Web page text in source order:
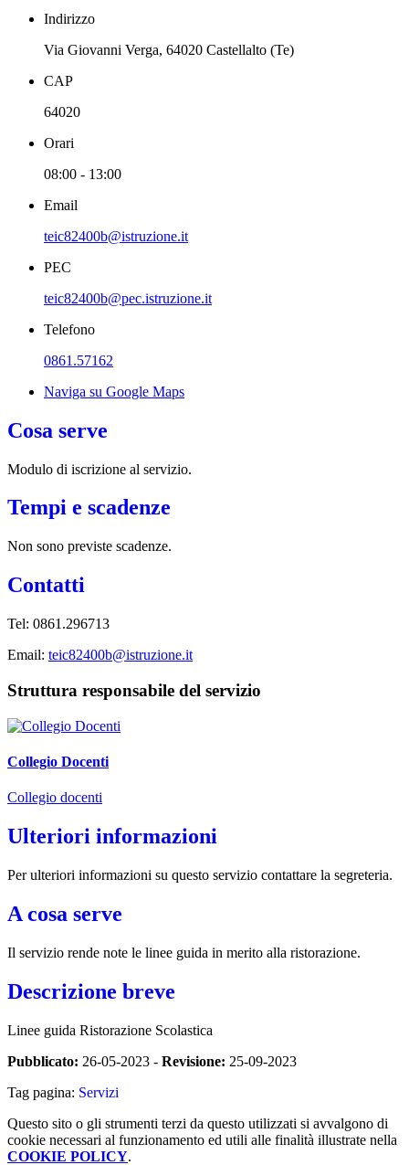
Indirizzo
Via Giovanni Verga, 64020 Castellalto (Te)
CAP
64020
Orari
08:00 - 13:00
Email
teic82400b@istruzione.it
PEC
teic82400b@pec.istruzione.it
Telefono
0861.57162
Naviga su Google Maps
Cosa serve
Modulo di iscrizione al servizio.
Tempi e scadenze
Non sono previste scadenze.
Contatti
Tel: 0861.296713
Email: teic82400b@istruzione.it
Struttura responsabile del servizio
Collegio Docenti
Collegio docenti
Ulteriori informazioni
Per ulteriori informazioni su questo servizio contattare la segreteria.
A cosa serve
Il servizio rende note le linee guida in merito alla ristorazione.
Descrizione breve
Linee guida Ristorazione Scolastica
Pubblicato: 26-05-2023 - Revisione: 25-09-2023
Tag pagina: Servizi
Questo sito o gli strumenti terzi da questo utilizzati si avvalgono di
cookie necessari al funzionamento ed utili alle finalità illustrate nella
COOKIE POLICY.